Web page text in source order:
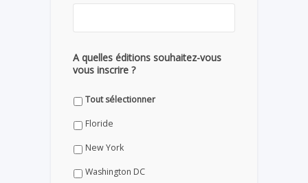
A quelles éditions souhaitez-vous
vous inscrire ?
Tout sélectionner
Floride
New York
Washington DC